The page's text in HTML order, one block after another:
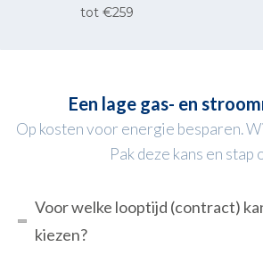
tot €259
Een lage gas- en
Op kosten voor energie besparen.
Pak deze kans en stap
Voor welke looptijd (contract)
kiezen?